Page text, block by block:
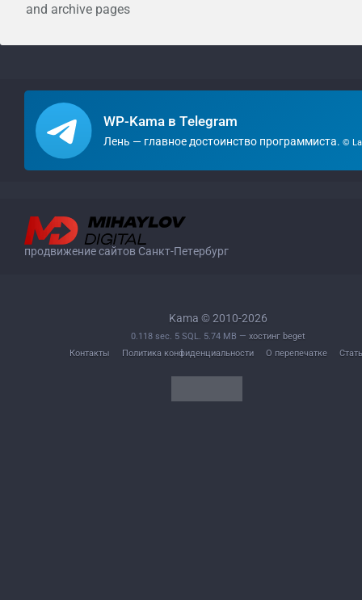
and archive pages
WP-Kama в Telegram
Лень — главное достоинство программиста.©
продвижение сайтов Санкт-Петербург
Kama © 2010-2026
0.118 sec. 5 SQL. 5.74 MB — хостинг beget
Контакты
Политика конфиденциальности О перепечатке